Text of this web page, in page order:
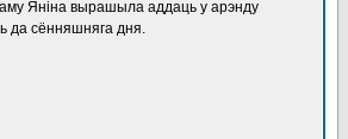
Яніна вырашыла аддаць у арэнду
да сённяшняга дня.